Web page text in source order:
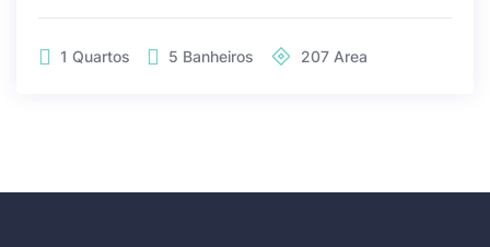
1 Quartos 5 Banheiros 207 Area